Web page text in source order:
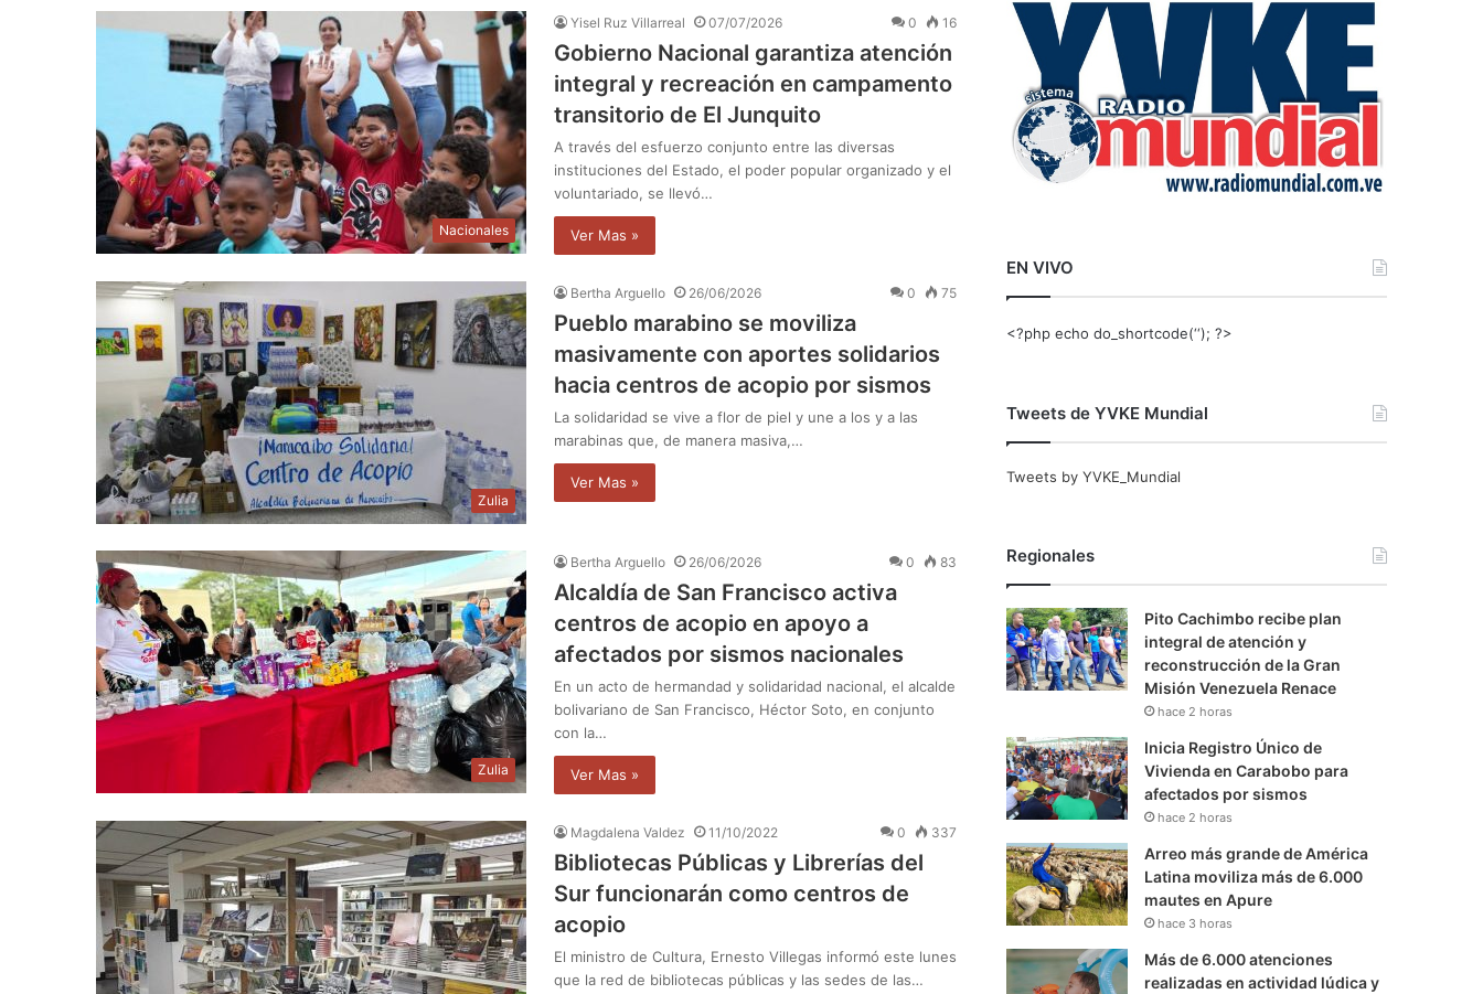
Nacionales
Yisel Ruz Villarreal 07/07/2026 0 16
Gobierno Nacional garantiza atención
integral y recreación en campamento
transitorio de El Junquito
A través del esfuerzo conjunto entre las diversas
instituciones del Estado, el poder popular organizado y el
voluntariado, se llevó…
Ver Mas »
Zulia
Bertha Arguello 26/06/2026 0 75
Pueblo marabino se moviliza
masivamente con aportes solidarios
hacia centros de acopio por sismos
La solidaridad se vive a flor de piel y une a los y a las
marabinas que, de manera masiva,…
Ver Mas »
Zulia
Bertha Arguello 26/06/2026 0 83
Alcaldía de San Francisco activa
centros de acopio en apoyo a
afectados por sismos nacionales
En un acto de hermandad y solidaridad nacional, el alcalde
bolivariano de San Francisco, Héctor Soto, en conjunto
con la…
Ver Mas »
Magdalena Valdez 11/10/2022 0 337
Bibliotecas Públicas y Librerías del
Sur funcionarán como centros de
acopio
El ministro de Cultura, Ernesto Villegas informó este lunes
que la red de bibliotecas públicas y las sedes de las…
r
EN VIVO
<?php echo do_shortcode(‘‘); ?>
Tweets de YVKE Mundial
Tweets by YVKE_Mundial
Regionales
Pito Cachimbo recibe plan
integral de atención y
reconstrucción de la Gran
Misión Venezuela Renace
hace 2 horas
Inicia Registro Único de
Vivienda en Carabobo para
afectados por sismos
hace 2 horas
Arreo más grande de América
Latina moviliza más de 6.000
mautes en Apure
hace 3 horas
Más de 6.000 atenciones
realizadas en actividad lúdica y